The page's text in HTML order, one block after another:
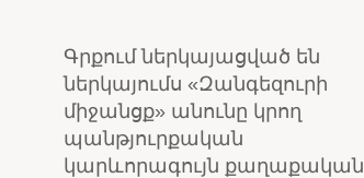
Գրքում ներկայացված են
ներկայումս «Զանգեզուրի
միջանցք» անունը կրող
պանթյուրքական
կարևորագույն քաղաքական